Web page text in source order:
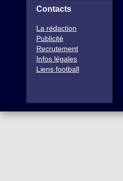
Contacts
La rédaction
Publicité
Recrutement
Infos légales
Liens football